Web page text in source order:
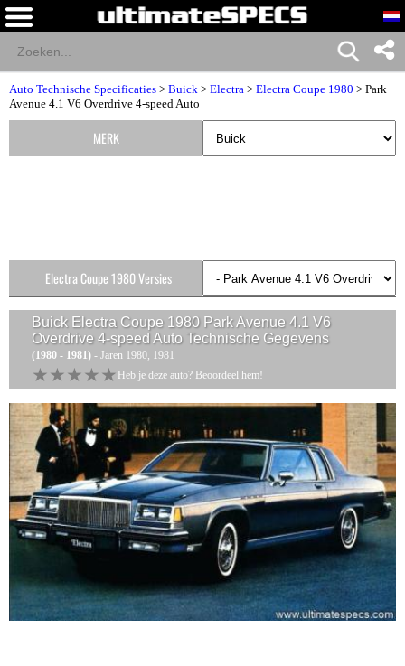
Auto Technische Specificaties > Buick > Electra > Electra Coupe 1980 > Park
Avenue 4.1 V6 Overdrive 4-speed Auto
Buick Electra Coupe 1980 Park Avenue 4.1 V6
Overdrive 4-speed Auto Technische Gegevens
(1980 - 1981) - Jaren 1980, 1981
★★★★★
★★★★★ Heb je deze auto? Beoordeel hem!
MERK
Electra Coupe 1980 Versies